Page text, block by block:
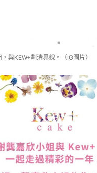
與KEW+劃清界線。（IG圖片）